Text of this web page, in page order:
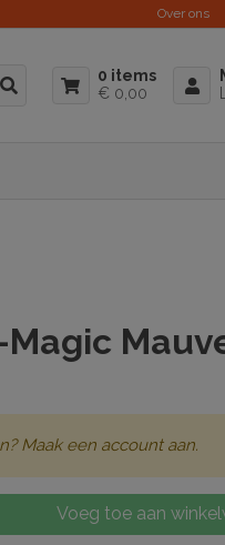
Over ons
0 items
€ 0,00
Maak een account aan.
Voeg toe aan